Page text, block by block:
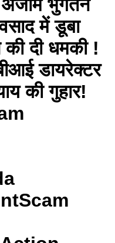
अंजाम भुगतने
में डूबा
दी धमकी !
डायरेक्टर
की गुहार!